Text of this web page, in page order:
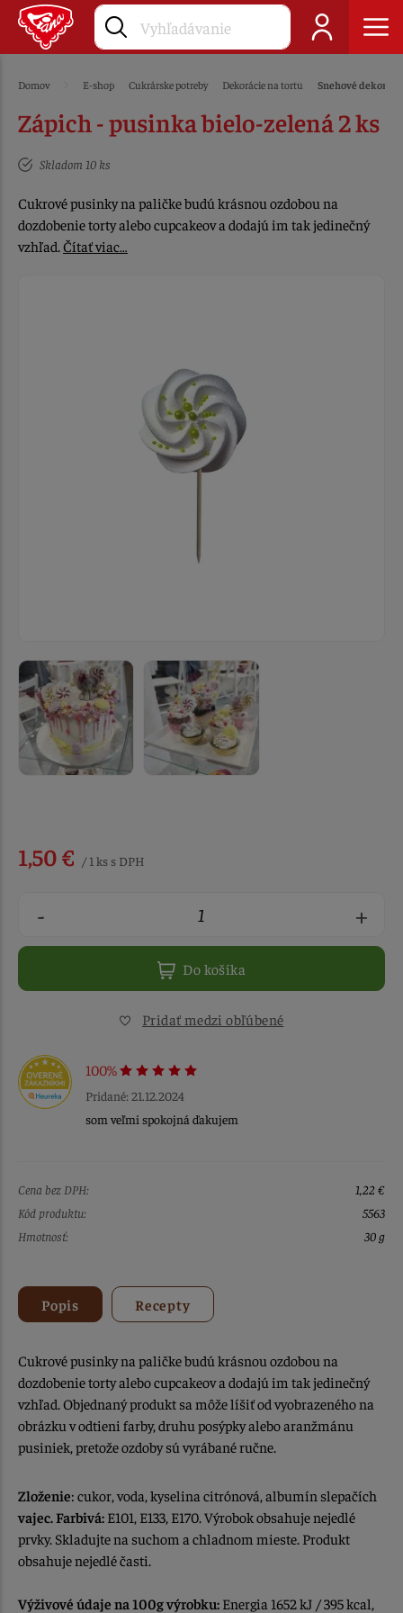
Domov E-shop Cukrárske potreby Dekorácie na tortu Snehové
Zápich - pusinka bielo-zelená 2 ks
Skladom 10 ks
Cukrové pusinky na paličke budú krásnou ozdobou na
dozdobenie torty alebo cupcakeov a dodajú im tak jedinečný
vzhľad.Čítať viac…
1,50 € / 1 ks s DPH
- +
Do košíka
Pridať medzi obľúbené
100%
Pridané: 21.12.2024
som veľmi spokojná ďakujem
Cena bez DPH:
1,22 €
Kód produktu:
5563
Hmotnosť:
30 g
Popis Recepty
Cukrové pusinky na paličke budú krásnou ozdobou na
dozdobenie torty alebo cupcakeov a dodajú im tak jedinečný
vzhľad. Objednaný produkt sa môže líšiť od vyobrazeného na
obrázku v odtieni farby, druhu posýpky alebo aranžmánu
pusiniek, pretože ozdoby sú vyrábané ručne.
Zloženie: cukor, voda, kyselina citrónová, albumín slepačích
vajec. Farbivá: E101, E133, E170. Výrobok obsahuje nejedlé
prvky. Skladujte na suchom a chladnom mieste. Produkt
obsahuje nejedlé časti.
Výživové údaje na 100g výrobku: Energia 1652 kJ / 395 kcal,